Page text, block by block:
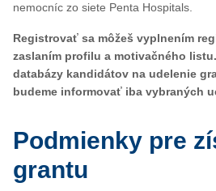
nemocníc zo siete Penta Hospitals.
Registrovať sa môžeš vyplnením
zaslaním profilu a motivačného
databázy kandidátov na udelenie
budeme informovať iba vybraných
Podmienky pre
grantu